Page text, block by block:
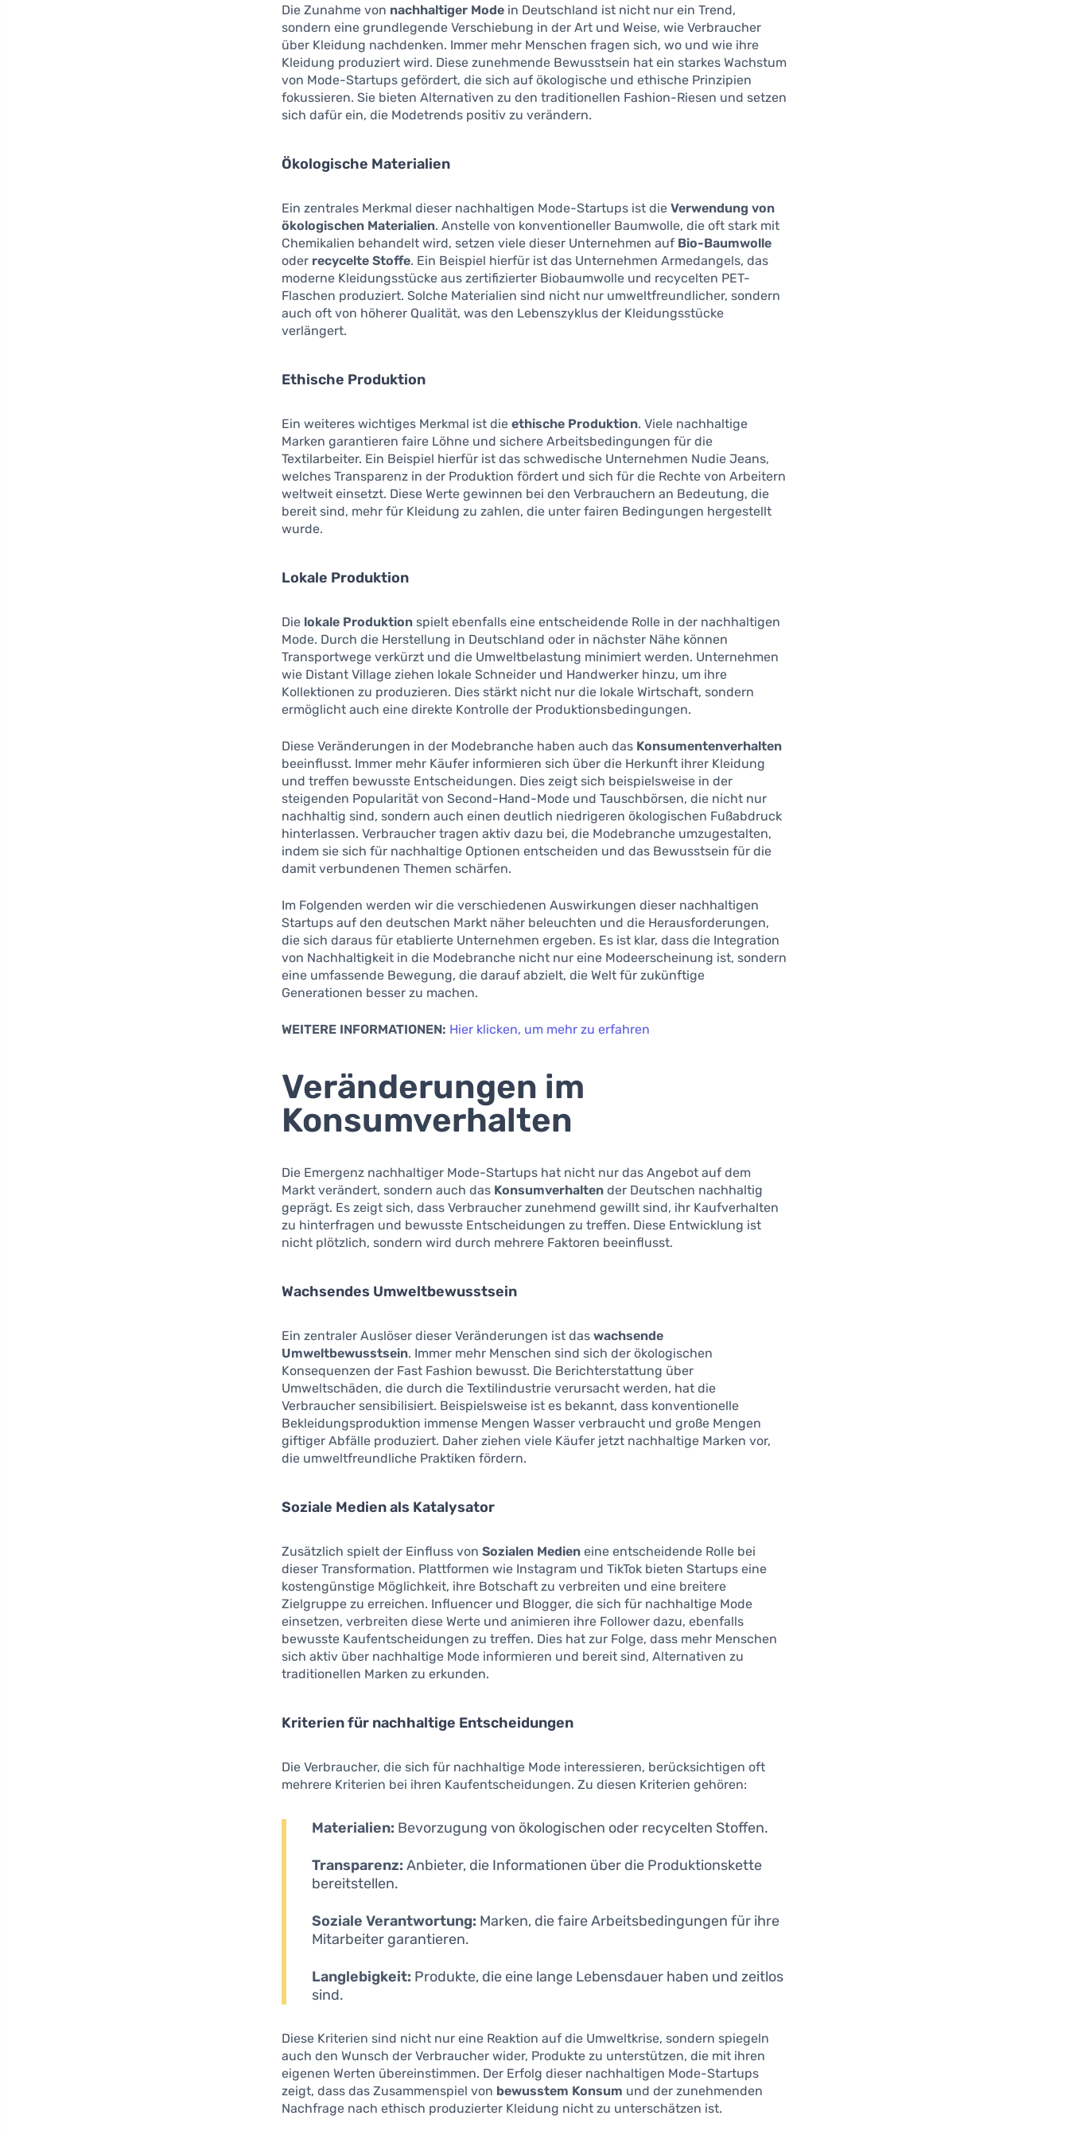
Die Zunahme von nachhaltiger Mode in Deutschland ist nicht nur ein Trend,
sondern eine grundlegende Verschiebung in der Art und Weise, wie Verbraucher
über Kleidung nachdenken. Immer mehr Menschen fragen sich, wo und wie ihre
Kleidung produziert wird. Diese zunehmende Bewusstsein hat ein starkes Wachstum
von Mode-Startups gefördert, die sich auf ökologische und ethische Prinzipien
fokussieren. Sie bieten Alternativen zu den traditionellen Fashion-Riesen und setzen
sich dafür ein, die Modetrends positiv zu verändern.
Ökologische Materialien
Ein zentrales Merkmal dieser nachhaltigen Mode-Startups ist dieVerwendung von
ökologischen Materialien. Anstelle von konventioneller Baumwolle, die oft stark mit
Chemikalien behandelt wird, setzen viele dieser Unternehmen auf Bio-Baumwolle
oder recycelte Stoffe. Ein Beispiel hierfür ist das Unternehmen Armedangels, das
moderne Kleidungsstücke aus zertifizierter Biobaumwolle und recycelten PET-
Flaschen produziert. Solche Materialien sind nicht nur umweltfreundlicher, sondern
auch oft von höherer Qualität, was den Lebenszyklus der Kleidungsstücke
verlängert.
Ethische Produktion
Ein weiteres wichtiges Merkmal ist dieethische Produktion. Viele nachhaltige
Marken garantieren faire Löhne und sichere Arbeitsbedingungen für die
Textilarbeiter. Ein Beispiel hierfür ist das schwedische Unternehmen Nudie Jeans,
welches Transparenz in der Produktion fördert und sich für die Rechte von Arbeitern
weltweit einsetzt. Diese Werte gewinnen bei den Verbrauchern an Bedeutung, die
bereit sind, mehr für Kleidung zu zahlen, die unter fairen Bedingungen hergestellt
wurde.
Lokale Produktion
Die lokale Produktion spielt ebenfalls eine entscheidende Rolle in der nachhaltigen
Mode. Durch die Herstellung in Deutschland oder in nächster Nähe können
Transportwege verkürzt und die Umweltbelastung minimiert werden. Unternehmen
wie Distant Village ziehen lokale Schneider und Handwerker hinzu, um ihre
Kollektionen zu produzieren. Dies stärkt nicht nur die lokale Wirtschaft, sondern
ermöglicht auch eine direkte Kontrolle der Produktionsbedingungen.
Diese Veränderungen in der Modebranche haben auch das Konsumentenverhalten
beeinflusst. Immer mehr Käufer informieren sich über die Herkunft ihrer Kleidung
und treffen bewusste Entscheidungen. Dies zeigt sich beispielsweise in der
steigenden Popularität von Second-Hand-Mode und Tauschbörsen, die nicht nur
nachhaltig sind, sondern auch einen deutlich niedrigeren ökologischen Fußabdruck
hinterlassen. Verbraucher tragen aktiv dazu bei, die Modebranche umzugestalten,
indem sie sich für nachhaltige Optionen entscheiden und das Bewusstsein für die
damit verbundenen Themen schärfen.
Im Folgenden werden wir die verschiedenen Auswirkungen dieser nachhaltigen
Startups auf den deutschen Markt näher beleuchten und die Herausforderungen,
die sich daraus für etablierte Unternehmen ergeben. Es ist klar, dass die Integration
von Nachhaltigkeit in die Modebranche nicht nur eine Modeerscheinung ist, sondern
eine umfassende Bewegung, die darauf abzielt, die Welt für zukünftige
Generationen besser zu machen.
WEITERE INFORMATIONEN: Hier klicken, um mehr zu erfahren
Veränderungen im
Konsumverhalten
Die Emergenz nachhaltiger Mode-Startups hat nicht nur das Angebot auf dem
Markt verändert, sondern auch das Konsumverhalten der Deutschen nachhaltig
geprägt. Es zeigt sich, dass Verbraucher zunehmend gewillt sind, ihr Kaufverhalten
zu hinterfragen und bewusste Entscheidungen zu treffen. Diese Entwicklung ist
nicht plötzlich, sondern wird durch mehrere Faktoren beeinflusst.
Wachsendes Umweltbewusstsein
Ein zentraler Auslöser dieser Veränderungen ist daswachsende
Umweltbewusstsein. Immer mehr Menschen sind sich der ökologischen
Konsequenzen der Fast Fashion bewusst. Die Berichterstattung über
Umweltschäden, die durch die Textilindustrie verursacht werden, hat die
Verbraucher sensibilisiert. Beispielsweise ist es bekannt, dass konventionelle
Bekleidungsproduktion immense Mengen Wasser verbraucht und große Mengen
giftiger Abfälle produziert. Daher ziehen viele Käufer jetzt nachhaltige Marken vor,
die umweltfreundliche Praktiken fördern.
Soziale Medien als Katalysator
Zusätzlich spielt der Einfluss vonSozialen Medien eine entscheidende Rolle bei
dieser Transformation. Plattformen wie Instagram und TikTok bieten Startups eine
kostengünstige Möglichkeit, ihre Botschaft zu verbreiten und eine breitere
Zielgruppe zu erreichen. Influencer und Blogger, die sich für nachhaltige Mode
einsetzen, verbreiten diese Werte und animieren ihre Follower dazu, ebenfalls
bewusste Kaufentscheidungen zu treffen. Dies hat zur Folge, dass mehr Menschen
sich aktiv über nachhaltige Mode informieren und bereit sind, Alternativen zu
traditionellen Marken zu erkunden.
Kriterien für nachhaltige Entscheidungen
Die Verbraucher, die sich für nachhaltige Mode interessieren, berücksichtigen oft
mehrere Kriterien bei ihren Kaufentscheidungen. Zu diesen Kriterien gehören:
Materialien: Bevorzugung von ökologischen oder recycelten Stoffen.
Transparenz: Anbieter, die Informationen über die Produktionskette
bereitstellen.
Soziale Verantwortung: Marken, die faire Arbeitsbedingungen für ihre
Mitarbeiter garantieren.
Langlebigkeit: Produkte, die eine lange Lebensdauer haben und zeitlos
sind.
Diese Kriterien sind nicht nur eine Reaktion auf die Umweltkrise, sondern spiegeln
auch den Wunsch der Verbraucher wider, Produkte zu unterstützen, die mit ihren
eigenen Werten übereinstimmen. Der Erfolg dieser nachhaltigen Mode-Startups
zeigt, dass das Zusammenspiel von bewusstem Konsum und der zunehmenden
Nachfrage nach ethisch produzierter Kleidung nicht zu unterschätzen ist.